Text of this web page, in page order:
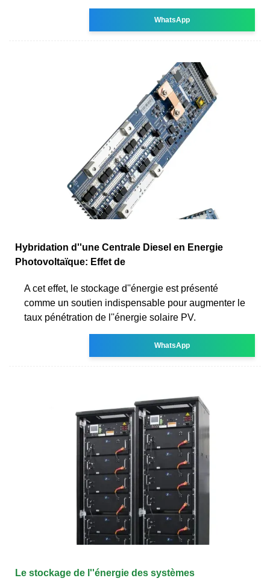
WhatsApp
Hybridation d''une Centrale Diesel en Energie
Photovoltaïque: Effet de
A cet effet, le stockage d''énergie est présenté
comme un soutien indispensable pour augmenter le
taux pénétration de l''énergie solaire PV.
WhatsApp
Le stockage de l''énergie des systèmes